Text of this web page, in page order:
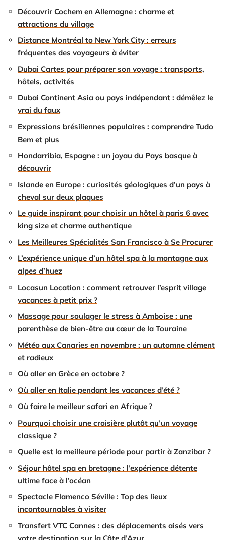
Découvrir Cochem en Allemagne : charme et
attractions du village
Distance Montréal to New York City : erreurs
fréquentes des voyageurs à éviter
Dubai Cartes pour préparer son voyage : transports,
hôtels, activités
Dubai Continent Asia ou pays indépendant : démêlez le
vrai du faux
Expressions brésiliennes populaires : comprendre Tudo
Bem et plus
Hondarribia, Espagne : un joyau du Pays basque à
découvrir
Islande en Europe : curiosités géologiques d’un pays à
cheval sur deux plaques
Le guide inspirant pour choisir un hôtel à paris 6 avec
king size et charme authentique
Les Meilleures Spécialités San Francisco à Se Procurer
L’expérience unique d’un hôtel spa à la montagne aux
alpes d’huez
Locasun Location : comment retrouver l’esprit village
vacances à petit prix ?
Massage pour soulager le stress à Amboise : une
parenthèse de bien-être au cœur de la Touraine
Météo aux Canaries en novembre : un automne clément
et radieux
Où aller en Grèce en octobre ?
Où aller en Italie pendant les vacances d’été ?
Où faire le meilleur safari en Afrique ?
Pourquoi choisir une croisière plutôt qu’un voyage
classique ?
Quelle est la meilleure période pour partir à Zanzibar ?
Séjour hôtel spa en bretagne : l’expérience détente
ultime face à l’océan
Spectacle Flamenco Séville : Top des lieux
incontournables à visiter
Transfert VTC Cannes : des déplacements aisés vers
votre destination sur la Côte d’Azur